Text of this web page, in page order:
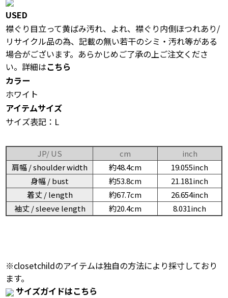
USED
襟ぐり目立って黄ばみ汚れ、よれ、襟ぐり内側ほつれあり/
リサイクル品の為、記載の無い若干のシミ・汚れ等がある
場合がございます。あらかじめご了承の上ご注文くださ
い。詳細はこちら
カラー
ホワイト
アイテムサイズ
サイズ表記：L
JP/ US cm
inch
肩幅 / shoulder width
約48.4cm
19.055inch
身幅 / bust
約53.8cm
21.181inch
着丈 / length
約67.7cm
26.654inch
袖丈 / sleeve length
約20.4cm 8.031inch
※closetchildのアイテムは独自の方法により採寸しており
ます。
サイズガイドはこちら